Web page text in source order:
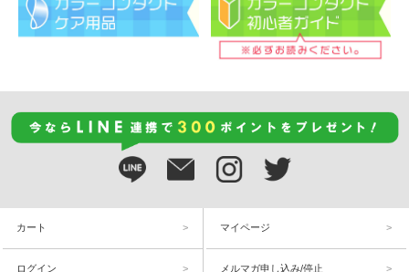
カート マイページ
ログイン メルマガ申し込み/停止